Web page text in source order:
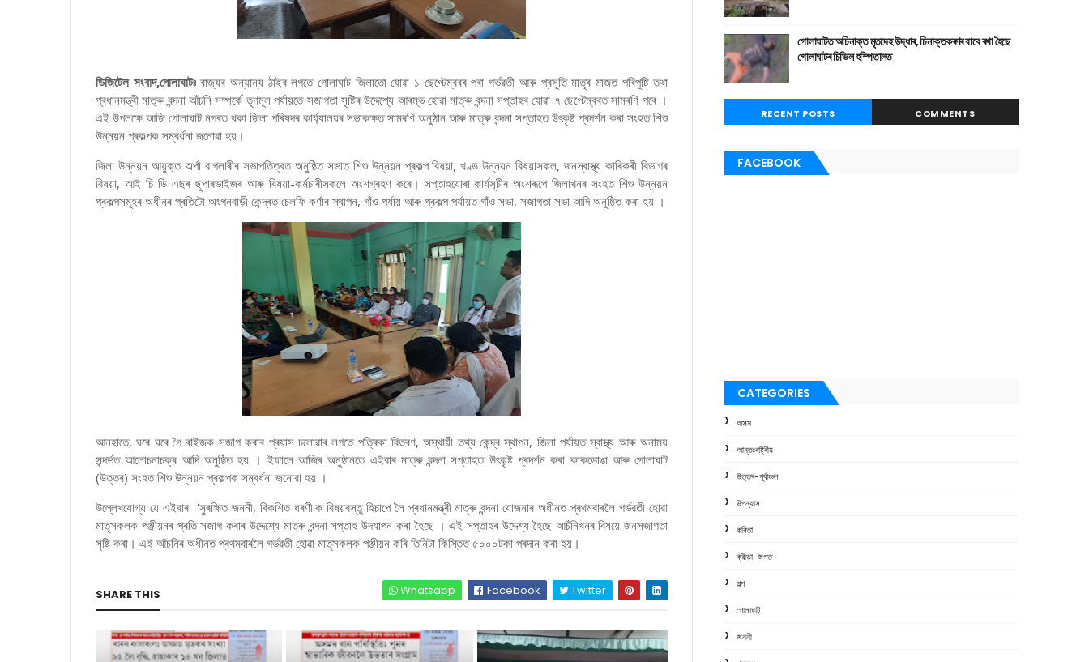
ডিজিটেল সংবাদ,গোলাঘাটঃৰাজ্যৰ অন্যান্য ঠাইৰ লগতে গোলাঘাট জিলাতো যোৱা ১ ছেপ্টেম্বৰৰ পৰা গৰ্ভৱতী আৰু প্ৰসূতি মাতৃৰ মাজত পৰিপুষ্টি তথা
প্ৰধানমন্ত্ৰী মাত্ৰু বন্দনা আঁচনি সম্পৰ্কে তৃণমূল পৰ্যায়তে সজাগতা সৃষ্টিৰ উদ্দেশ্যে আৰম্ভ হোৱা মাত্ৰু বন্দনা সপ্তাহৰ যোৱা ৭ ছেপ্টেম্বৰত সামৰণি পৰে ।
এই উপলক্ষে আজি গোলাঘাট নগৰত থকা জিলা পৰিষদৰ কাৰ্য্যালয়ৰ সভাকক্ষত সামৰণি অনুষ্ঠান আৰু মাত্ৰু বন্দনা সপ্তাহত উৎকৃষ্ট প্ৰদৰ্শন কৰা সংহত শিশু
উন্নয়ন প্ৰকল্পক সম্বৰ্ধনা জনোৱা হয়।
জিলা উন্নয়ন আয়ুক্ত অৰ্পা বাগলাৰীৰ সভাপতিত্বত অনুষ্ঠিত সভাত শিশু উন্নয়ন প্ৰকল্প বিষয়া, খণ্ড উন্নয়ন বিষয়াসকল, জনস্বাস্থ্য কাৰিকৰী বিভাগৰ
বিষয়া, আই চি ডি এছৰ ছুপাৰভাইজৰ আৰু বিষয়া-কৰ্মচাৰীসকলে অংশগ্ৰহণ কৰে। সপ্তাহযোৰা কাৰ্যসূচীৰ অংশৰূপে জিলাখনৰ সংহত শিশু উন্নয়ন
প্ৰকল্পসমূহৰ অধীনৰ প্ৰতিটো অংগনবাড়ী কেন্দ্ৰত চেলফি কৰ্ণাৰ স্থাপন, গাঁও পৰ্যায় আৰু প্ৰকল্প পৰ্যায়ত গাঁও সভা, সজাগতা সভা আদি অনুষ্ঠিত কৰা হয় ।
আনহাতে, ঘৰে ঘৰে গৈ ৰাইজক সজাগ কৰাৰ প্ৰয়াস চলোৱাৰ লগতে পত্ৰিকা বিতৰণ, অস্থায়ী তথ্য কেন্দ্ৰ স্থাপন, জিলা পৰ্যায়ত স্বাস্থ্য আৰু অনাময়
সন্দৰ্ভত আলোচনাচক্ৰ আদি অনুষ্ঠিত হয় । ইফালে আজিৰ অনুষ্ঠানতে এইবাৰ মাত্ৰু বন্দনা সপ্তাহত উৎকৃষ্ট প্ৰদৰ্শন কৰা কাকডোঙা আৰু গোলাঘাট
(উত্তৰ) সংহত শিশু উন্নয়ন প্ৰকল্পক সম্বৰ্ধনা জনোৱা হয় ।
উল্লেখযোগ্য যে এইবাৰ 'সুৰক্ষিত জননী, বিকশিত ধৰণী'ক বিষয়বস্তু হিচাপে লৈ প্ৰধানমন্ত্ৰী মাত্ৰু বন্দনা যোজনাৰ অধীনত প্ৰথমবাৰলৈ গৰ্ভৱতী হোৱা
মাতৃসকলক পঞ্জীয়নৰ প্ৰতি সজাগ কৰাৰ উদ্দেশ্যে মাত্ৰু বন্দনা সপ্তাহ উদযাপন কৰা হৈছে । এই সপ্তাহৰ উদ্দেশ্য হৈছে আচঁনিখনৰ বিষয়ে জনসজাগতা
সৃষ্টি কৰা। এই আঁচনিৰ অধীনত প্ৰথমবাৰলৈ গৰ্ভৱতী হোৱা মাতৃসকলক পঞ্জীয়ন কৰি তিনিটা কিস্তিত ৫০০০টকা প্ৰদান কৰা হয়।
SHARE THIS Whatsapp Facebook Twitter
গোলাঘাটত অচিনাক্ত মৃতদেহ উদ্ধাৰ, চিনাক্তকৰণৰ বাবে ৰখা হৈছে
গোলাঘাটৰ চিভিল হস্পিতালত
RECENT POSTS COMMENTS
FACEBOOK
CATEGORIES
অসম
আন্তঃৰাষ্ট্ৰীয়
উত্তৰ-পূৰ্বাঞ্চল
উপন্যাস
কবিতা
ক্রীড়া-জগত
গল্প
গোলাঘাট
জননী